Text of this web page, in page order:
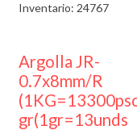
Inventario: 24767
Argolla JR-
0.7x8mm/R
gr(1gr=13unds